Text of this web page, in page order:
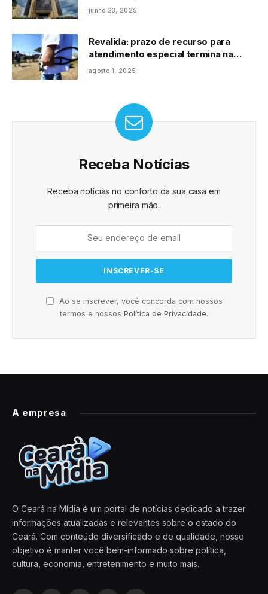
junho 23, 2025
Revalida: prazo de recurso para
atendimento especial termina na
sexta
agosto 1, 2025
Receba Notícias
Receba notícias no conforto da sua casa em
primeira mão.
Ao se inscrever, você concorda com nossos
termos e nossos Política de Privacidade.
A empresa
O Ceará na Mídia é um portal de notícias dedicado a trazer
informações atualizadas e relevantes sobre o estado do
Ceará. Com conteúdo diversificado e de qualidade, nosso
objetivo é manter você bem-informado sobre política,
cultura, economia, entretenimento e muito mais.